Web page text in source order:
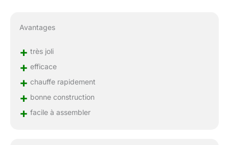
Avantages
+ très joli
+ efficace
+ chauffe rapidement
+ bonne construction
+ facile à assembler